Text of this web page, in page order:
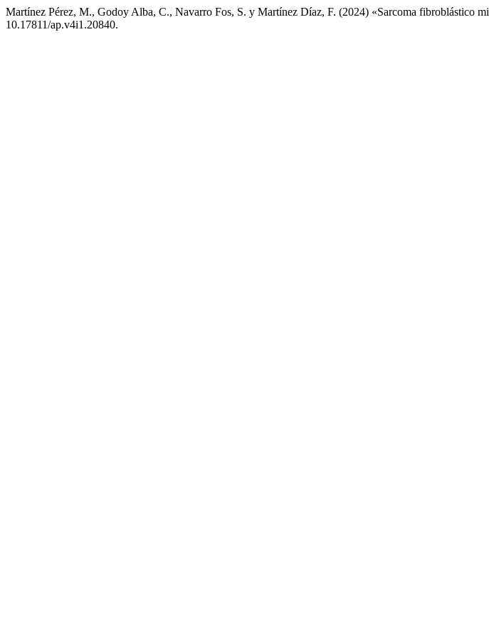
Martínez Pérez, M., Godoy Alba, C., Navarro Fos, S. y Martínez Díaz, F. (2024) «Sarcoma fibroblástico
10.17811/ap.v4i1.20840.